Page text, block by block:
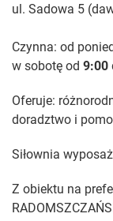
ul. Sadowa 5
Czynna: od
w sobotę od 9:00
Oferuje:
doradztwo i
Siłownia
Z obiektu na